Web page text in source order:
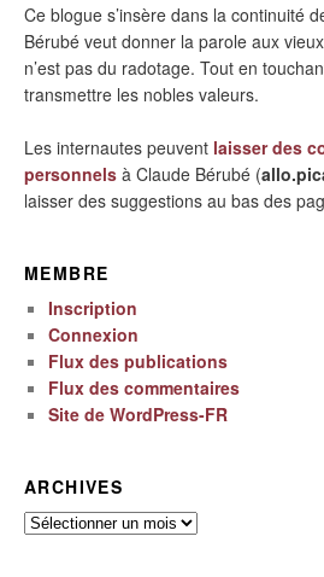
Ce blogue s’insère dans la continuité
Bérubé veut donner la parole aux
n’est pas du radotage. Tout en
transmettre les nobles valeurs.
Les internautes peuvent laisser des
personnels à Claude Bérubé (
laisser des suggestions au bas des
MEMBRE
Inscription
Connexion
Flux des publications
Flux des commentaires
Site de WordPress-FR
ARCHIVES
Archives